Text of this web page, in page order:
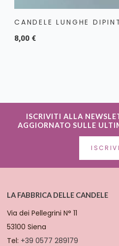
CANDELE LUNGHE
8,00 €
ISCRIVITI ALLA
AGGIORNATO SULLE
LA FABBRICA DELLE CANDELE
Via dei Pellegrini N° 11
53100 Siena
Tel: +39 0577 289179